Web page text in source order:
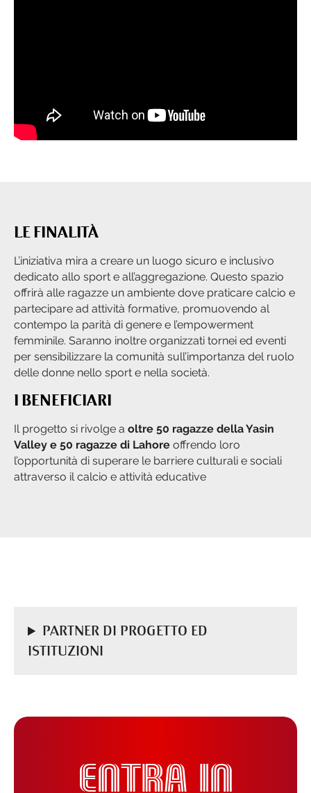
LE FINALITÀ
L’iniziativa mira a creare un luogo sicuro e inclusivo
dedicato allo sport e all’aggregazione. Questo spazio
offrirà alle ragazze un ambiente dove praticare calcio e
partecipare ad attività formative, promuovendo al
contempo la parità di genere e l’empowerment
femminile. Saranno inoltre organizzati tornei ed eventi
per sensibilizzare la comunità sull’importanza del ruolo
delle donne nello sport e nella società.
I BENEFICIARI
Il progetto si rivolge a oltre 50 ragazze della Yasin
Valley e 50 ragazze di Lahore offrendo loro
l’opportunità di superare le barriere culturali e sociali
attraverso il calcio e attività educative
PARTNER DI PROGETTO ED
ISTITUZIONI
ENTRA IN